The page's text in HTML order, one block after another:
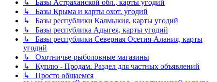
↳ Базы Астраханской обл., карты угодий
↳ Базы Крыма и карты охот. угодий
↳ Базы республики Калмыкия, карты угодий
↳ Базы республика Адыгея, карты угодий
↳ Базы республики Северная Осетия-Алания, карты
угодий
↳ Охотничье-рыболовные магазины
↳ Куплю - Продам. Раздел для частных объявлений
↳ Просто общаемся